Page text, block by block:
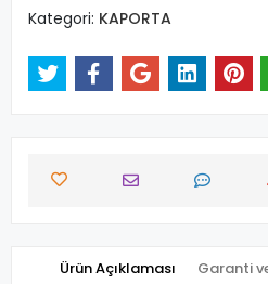
Kategori: KAPORTA
Ürün Açıklaması Garanti